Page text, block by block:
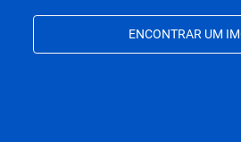
ENCONTRAR UM